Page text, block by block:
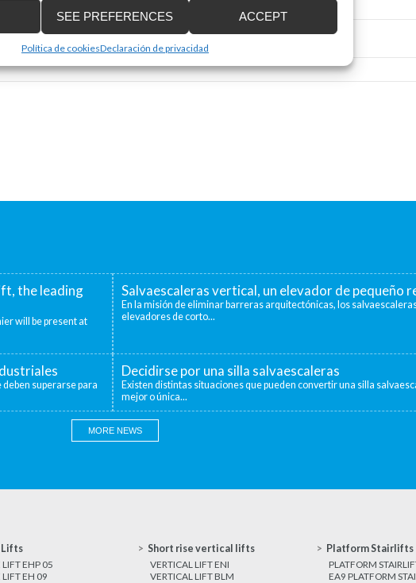
ACCEPT
SEE PREFERENCES
Política de cookiesDeclaración de privacidad
the leading
will be present at
Salvaescaleras vertical, un elevador de pequeño
En la misión de eliminar barreras arquitectónicas, los
elevadores de corto...
superarse para
Decidirse por una silla salvaescaleras
Existen distintas situaciones que pueden convertir una silla
mejor o única...
MORE NEWS
Lifts
EHP 05
EH 09
Short rise vertical lifts
VERTICAL LIFT ENI
VERTICAL LIFT BLM
Platform Stairlifts
PLATFORM
EA9 PLATFORM